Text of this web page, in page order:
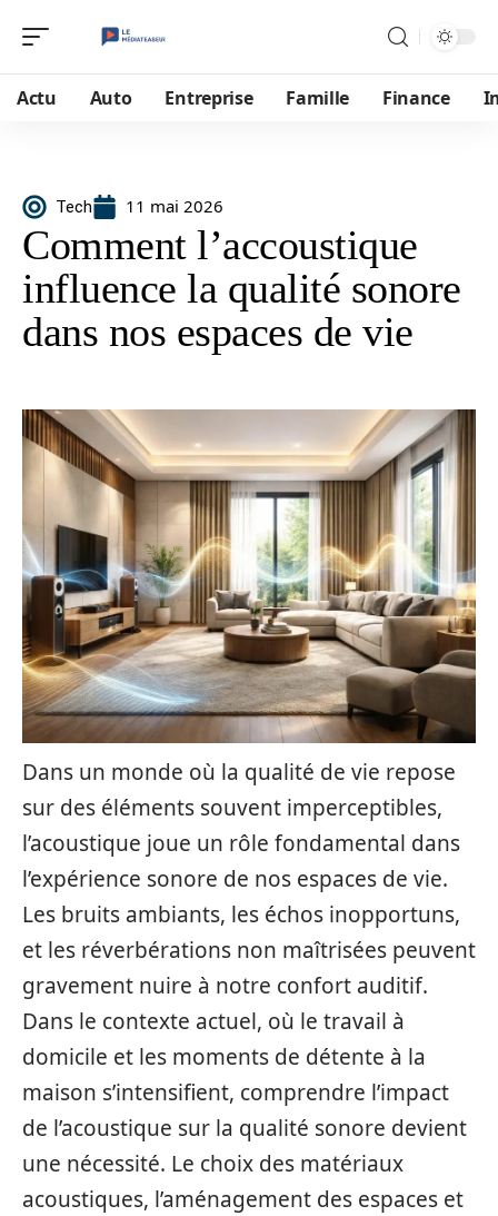
Actu Auto Entreprise Famille Finance
Tech 11 mai 2026
Comment l’accoustique
influence la qualité sonore
dans nos espaces de vie
Dans un monde où la qualité de vie repose
sur des éléments souvent imperceptibles,
l’acoustique joue un rôle fondamental dans
l’expérience sonore de nos espaces de vie.
Les bruits ambiants, les échos inopportuns,
et les réverbérations non maîtrisées peuvent
gravement nuire à notre confort auditif.
Dans le contexte actuel, où le travail à
domicile et les moments de détente à la
maison s’intensifient, comprendre l’impact
de l’acoustique sur la qualité sonore devient
une nécessité. Le choix des matériaux
acoustiques, l’aménagement des espaces et